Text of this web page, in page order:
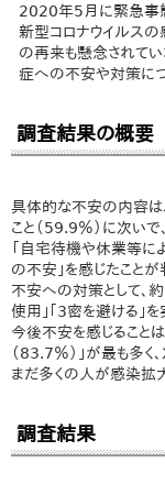
2020年5月に緊急事
新型コロナウイルス
の再来も懸念されてい
症への不安や対策に
調査結果の概要
具体的な不安の内容は
こと（59.9％）に次い
「自宅待機や休業等
の不安｣を感じたことが
不安への対策として、
使用｣｢3密を避ける｣を
今後不安を感じること
（83.7％）｣が最も多
まだ多くの人が感染拡
調査結果